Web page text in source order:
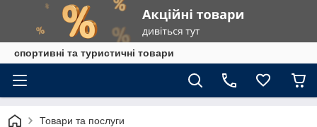
спортивні та туристичні товари
Товари та послуги